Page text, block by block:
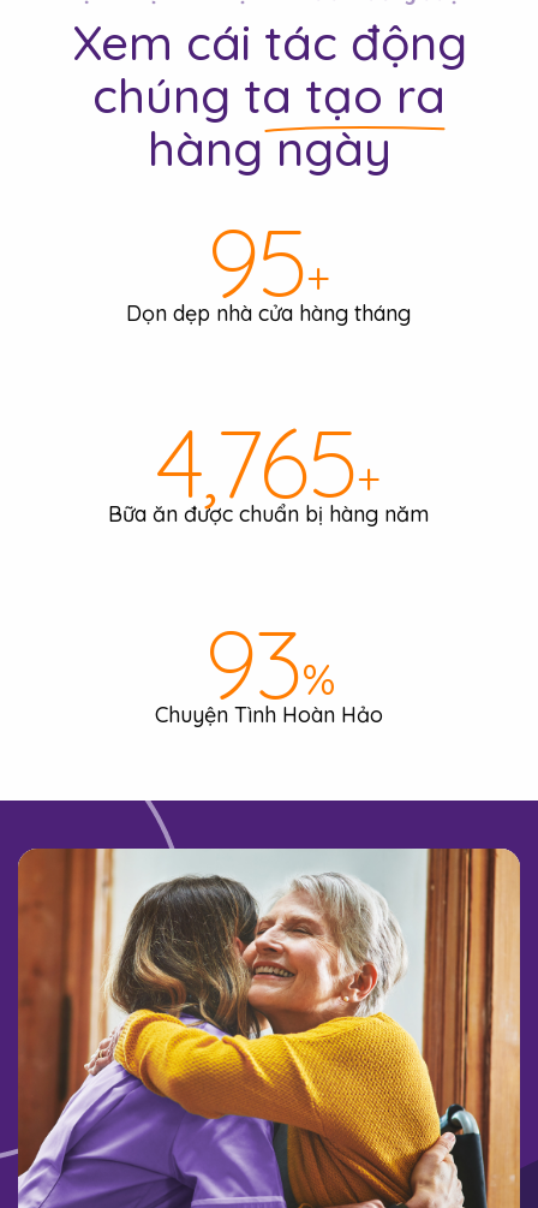
Xem cái tác động
chúng ta tạo ra
hàng ngày
99+
Dọn dẹp nhà cửa hàng tháng
4,954+
Bữa ăn được chuẩn bị hàng năm
98%
Chuyện Tình Hoàn Hảo
Kiểm tra mã bưu
chính của bạn
Để xem chúng tôi có phục vụ khu
vực của bạn không.
Tìm kiếm